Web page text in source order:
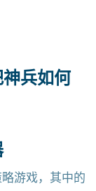
兵如何
游戏，其中的